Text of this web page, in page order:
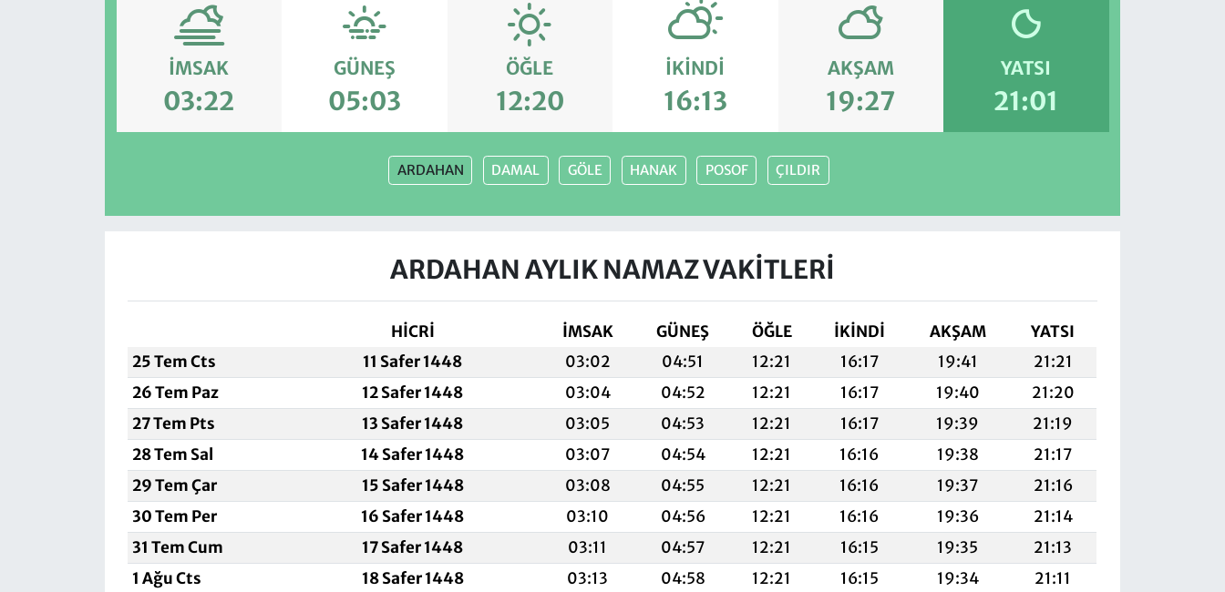
İMSAK
03:22
GÜNEŞ
05:03
ÖĞLE
12:20
İKINDI
16:13
AKŞAM
19:27
YATSI
21:01
ARDAHAN DAMAL GÖLE HANAK POSOF ÇILDIR
ARDAHAN AYLIK NAMAZ VAKITLERI
HİCRİ İMSAK GÜNEŞ ÖĞLE İKINDI AKŞAM
YATSI
25 Tem Cts
11 Safer 1448 03:02 04:51 12:21 16:17 19:41
21:21
26 Tem Paz
12 Safer 1448 03:04 04:52 12:21 16:17 19:40
21:20
27 Tem Pts
13 Safer 1448 03:05 04:53 12:21 16:17 19:39
21:19
28 Tem Sal
14 Safer 1448 03:07 04:54 12:21 16:16 19:38
21:17
29 Tem Çar
15 Safer 1448 03:08 04:55 12:21 16:16 19:37
21:16
30 Tem Per
16 Safer 1448 03:10 04:56 12:21 16:16 19:36
21:14
31 Tem Cum
17 Safer 1448 03:11 04:57 12:21 16:15 19:35
21:13
1 Ağu Cts
18 Safer 1448 03:13 04:58 12:21 16:15 19:34
21:11